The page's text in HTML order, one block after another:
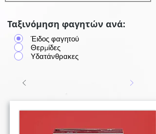
Ταξινόμηση φαγητών ανά:
Έιδος φαγητού
Θερμίδες
Υδατάνθρακες